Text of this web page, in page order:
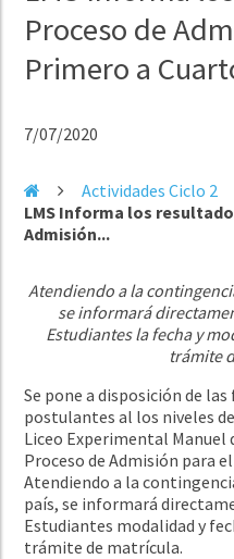
Proceso de
Primero a
7/07/2020
Actividades Ciclo 2
LMS Informa los
Admisión...
Atendiendo a la
se informará
Estudiantes la fecha y
trámite
Se pone a disposición de
postulantes al los niveles
Liceo Experimental Manuel
Proceso de Admisión para
Atendiendo a la
país, se informará
Estudiantes modalidad y
trámite de matrícula.